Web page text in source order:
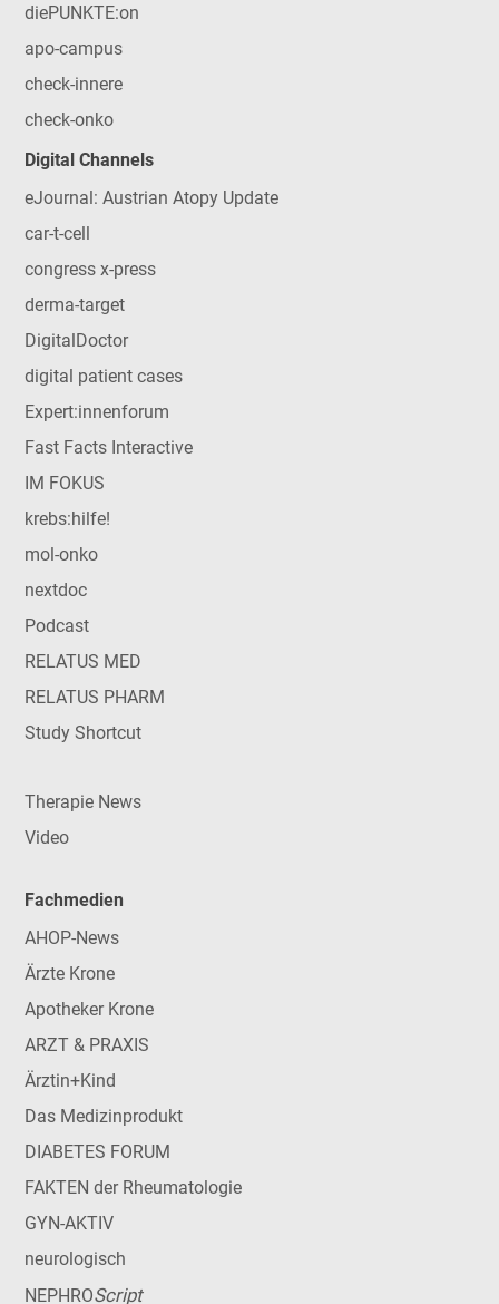
diePUNKTE:on
apo-campus
check-innere
check-onko
Digital Channels
eJournal: Austrian Atopy Update
car-t-cell
congress x-press
derma-target
DigitalDoctor
digital patient cases
Expert:innenforum
Fast Facts Interactive
IM FOKUS
krebs:hilfe!
mol-onko
nextdoc
Podcast
RELATUS MED
RELATUS PHARM
Study Shortcut
Therapie News
Video
Fachmedien
AHOP-News
Ärzte Krone
Apotheker Krone
ARZT & PRAXIS
Ärztin+Kind
Das Medizinprodukt
DIABETES FORUM
FAKTEN der Rheumatologie
GYN-AKTIV
neurologisch
NEPHROScript